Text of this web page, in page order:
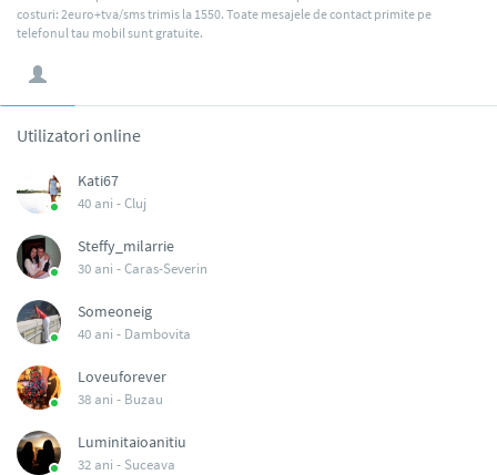
costuri: 2euro+tva/sms trimis la 1550. Toate mesajele de contact primite pe
telefonul tau mobil sunt gratuite.
Utilizatori online
Kati67
40 ani -Cluj
Steffy_milarrie
30 ani -Caras-Severin
Someoneig
40 ani - Dambovita
Loveuforever
38 ani - Buzau
Luminitaioanitiu
32 ani - Suceava